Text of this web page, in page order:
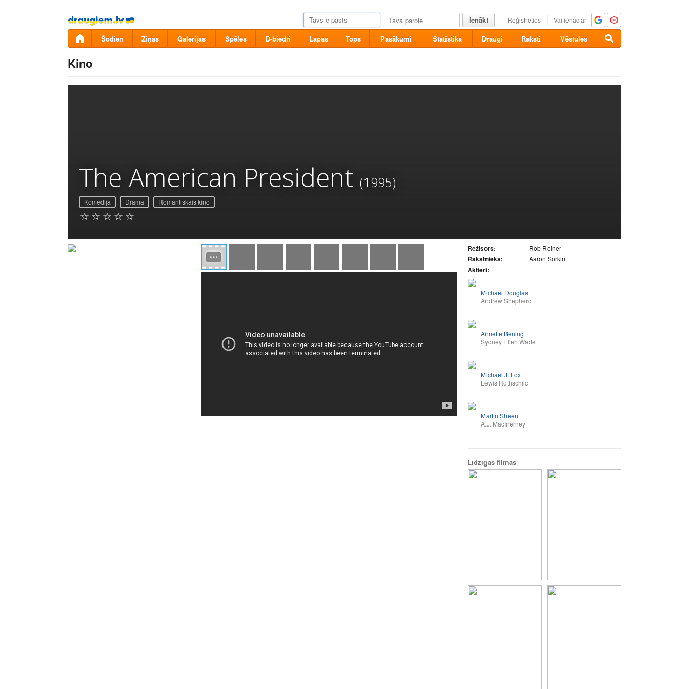
Pāriet
uz
saturu
Ienākt Reģistrēties Vai ienāc ar
Šodien Ziņas Galerijas Spēles D-biedri Lapas Tops Pasākumi Statistika Draugi Raksti Vēstules
Kino
The American President (1995)
Komēdija Drāma Romantiskais kino
Režisors: Rob Reiner
Rakstnieks: Aaron Sorkin
Aktieri:
Michael Douglas
Andrew Shepherd
Annette Bening
Sydney Ellen Wade
Michael J. Fox
Lewis Rothschild
Martin Sheen
A.J. MacInerney
Līdzīgās filmas